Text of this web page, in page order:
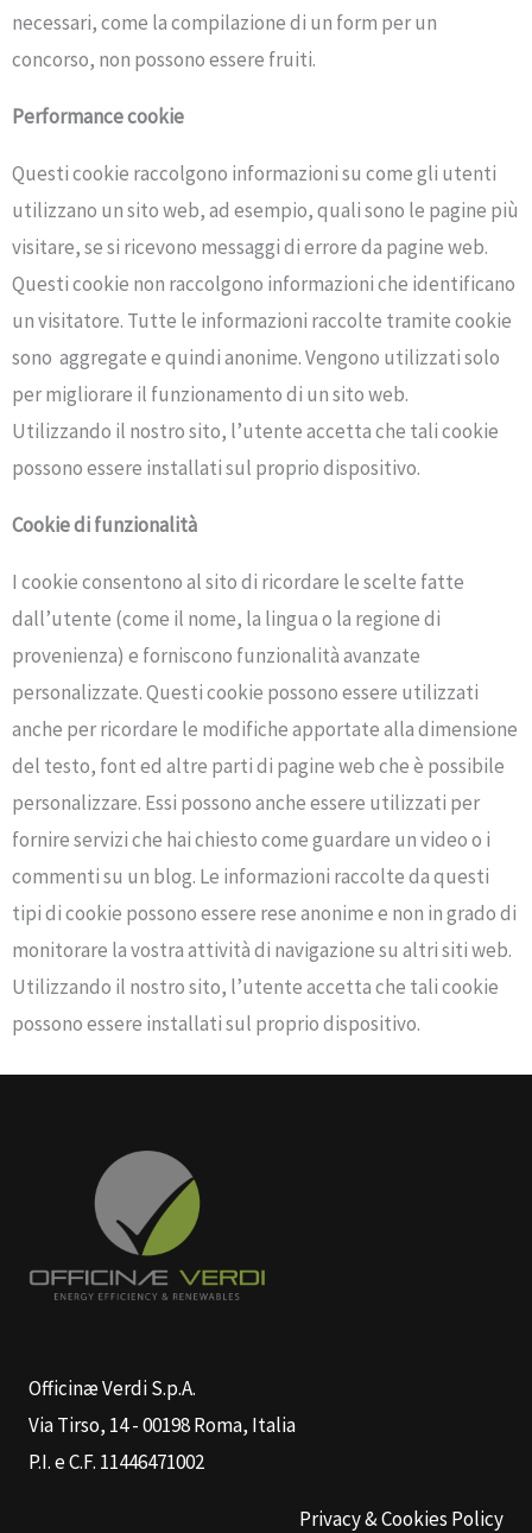
necessari, come la compilazione di un form per un
concorso, non possono essere fruiti.
Performance cookie
Questi cookie raccolgono informazioni su come gli utenti
utilizzano un sito web, ad esempio, quali sono le pagine più
visitare, se si ricevono messaggi di errore da pagine web.
Questi cookie non raccolgono informazioni che identificano
un visitatore. Tutte le informazioni raccolte tramite cookie
sono aggregate e quindi anonime. Vengono utilizzati solo
per migliorare il funzionamento di un sito web.
Utilizzando il nostro sito, l’utente accetta che tali cookie
possono essere installati sul proprio dispositivo.
Cookie di funzionalità
I cookie consentono al sito di ricordare le scelte fatte
dall’utente (come il nome, la lingua o la regione di
provenienza) e forniscono funzionalità avanzate
personalizzate. Questi cookie possono essere utilizzati
anche per ricordare le modifiche apportate alla dimensione
del testo, font ed altre parti di pagine web che è possibile
personalizzare. Essi possono anche essere utilizzati per
fornire servizi che hai chiesto come guardare un video o i
commenti su un blog. Le informazioni raccolte da questi
tipi di cookie possono essere rese anonime e non in grado di
monitorare la vostra attività di navigazione su altri siti web.
Utilizzando il nostro sito, l’utente accetta che tali cookie
possono essere installati sul proprio dispositivo.
Officinæ Verdi S.p.A.
Via Tirso, 14 - 00198 Roma, Italia
P.I. e C.F. 11446471002
Privacy & Cookies Policy